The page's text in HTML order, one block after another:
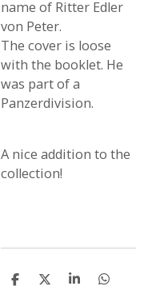
name of Ritter Edler
von Peter.
The cover is loose
with the booklet. He
was part of a
Panzerdivision.
A nice addition to the
collection!
S
S
S
S